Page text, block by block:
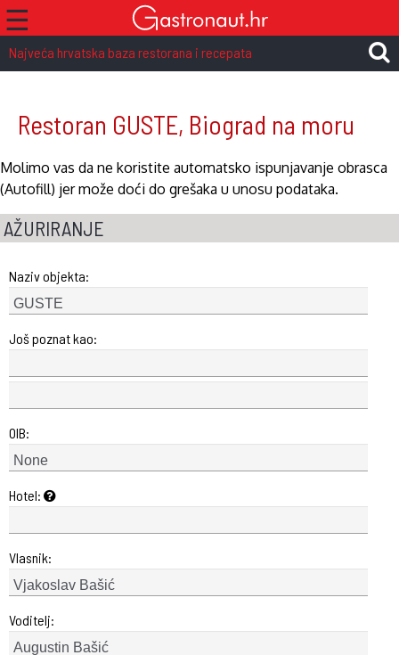
☰
Najveća hrvatska baza restorana i recepata
Restoran GUSTE, Biograd na moru
Molimo vas da ne koristite automatsko ispunjavanje obrasca
(Autofill) jer može doći do grešaka u unosu podataka.
AŽURIRANJE
Naziv objekta:
Još poznat kao:
OIB:
Hotel:
Vlasnik:
Voditelj: